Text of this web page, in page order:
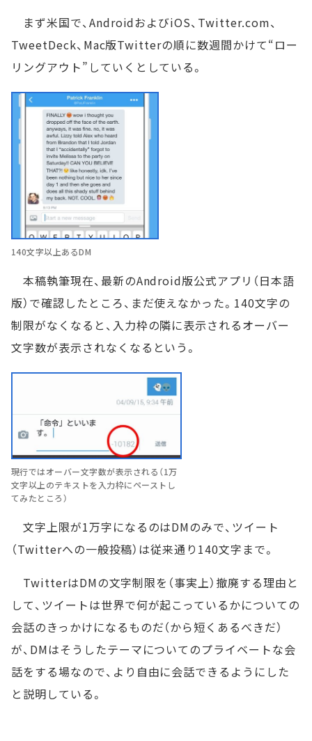
まず米国で、AndroidおよびiOS、Twitter.com、
TweetDeck、Mac版Twitterの順に数週間かけて“ロー
リングアウト”していくとしている。
140文字以上あるDM
本稿執筆現在、最新のAndroid版公式アプリ（日本語
版）で確認したところ、まだ使えなかった。140文字の
制限がなくなると、入力枠の隣に表示されるオーバー
文字数が表示されなくなるという。
現行ではオーバー文字数が表示される（1万
文字以上のテキストを入力枠にペーストし
てみたところ）
文字上限が1万字になるのはDMのみで、ツイート
（Twitterへの一般投稿）は従来通り140文字まで。
TwitterはDMの文字制限を（事実上）撤廃する理由と
して、ツイートは世界で何が起こっているかについての
会話のきっかけになるものだ（から短くあるべきだ）
が、DMはそうしたテーマについてのプライベートな会
話をする場なので、より自由に会話できるようにした
と説明している。